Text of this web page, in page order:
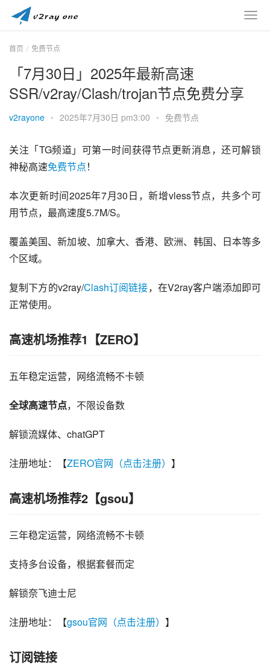
首页 免费节点
「7月30日」2025年最新高速
SSR/v2ray/Clash/trojan节点免费分享
v2rayone • 2025年7月30日 pm3:00 • 免费节点
关注「TG频道」可第一时间获得节点更新消息，还可解锁
神秘高速免费节点！
本次更新时间2025年7月30日，新增vless节点，共多个可
用节点，最高速度5.7M/S。
覆盖美国、新加坡、加拿大、香港、欧洲、韩国、日本等多
个区域。
复制下方的v2ray/Clash订阅链接，在V2ray客户端添加即可
正常使用。
高速机场推荐1【ZERO】
五年稳定运营，网络流畅不卡顿
全球高速节点，不限设备数
解锁流媒体、chatGPT
注册地址：【ZERO官网（点击注册） 】
高速机场推荐2【gsou】
三年稳定运营，网络流畅不卡顿
支持多台设备，根据套餐而定
解锁奈飞迪士尼
注册地址：【gsou官网（点击注册） 】
订阅链接